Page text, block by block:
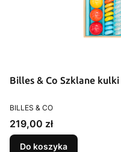
Billes & Co Szklane kulki
PRODUCENT
BILLES & CO
Cena
219,00 zł
Do koszyka